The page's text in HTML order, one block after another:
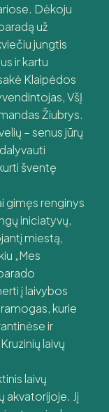
Dėkoju
už
jungtis
ir kartu
Klaipėdos
VšĮ
Žiubrys.
– senus jūrų
šventę
gimęs renginys
iniciatyvų,
miestą,
„Mes
į laivybos
kurie
ir
laivų
laivų
akvatorijoje. Jį